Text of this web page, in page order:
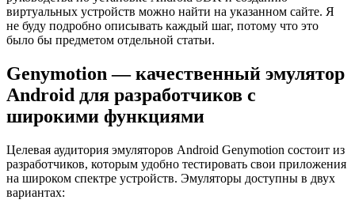
виртуальных устройств можно найти на указанном сайте. Я
не буду подробно описывать каждый шаг, потому что это
было бы предметом отдельной статьи.
Genymotion — качественный эмулятор
Android для разработчиков с
широкими функциями
Целевая аудитория эмуляторов Android Genymotion состоит из
разработчиков, которым удобно тестировать свои приложения
на широком спектре устройств. Эмуляторы доступны в двух
вариантах: